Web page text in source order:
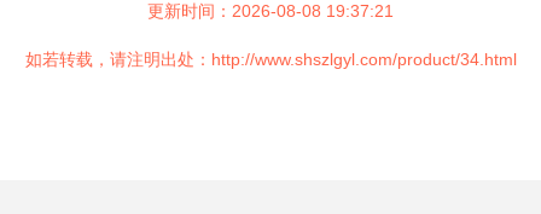
更新时间：2026-08-08 19:37:21
如若转载，请注明出处：http://www.shszlgyl.com/product/34.html